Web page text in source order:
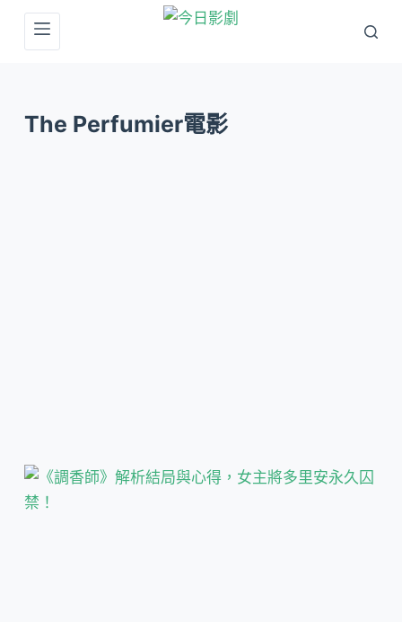
至
內
The Perfumier電影